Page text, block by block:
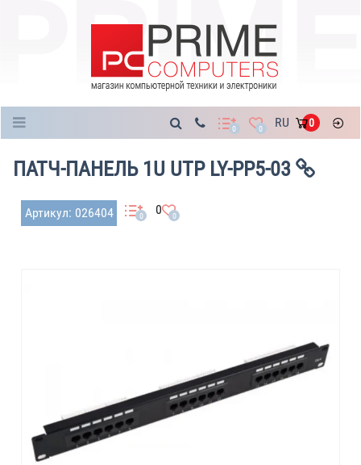
0 0 RU 0
ПАТЧ-ПАНЕЛЬ 1U UTP LY-PP5-03
Артикул: 026404 0 0 0